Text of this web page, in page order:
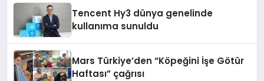
Tencent Hy3 dünya genelinde
kullanıma sunuldu
Mars Türkiye’den “Köpeğini İşe Götür
Haftası” çağrısı